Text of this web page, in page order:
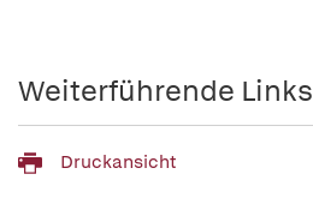
Weiterführende Links
Druckansicht